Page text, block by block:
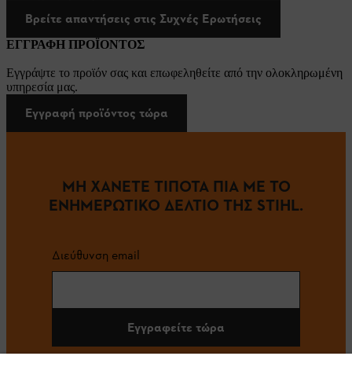
Βρείτε απαντήσεις στις Συχνές Ερωτήσεις
ΕΓΓΡΑΦΗ ΠΡΟΪΟΝΤΟΣ
Εγγράψτε το προϊόν σας και επωφεληθείτε από την ολοκληρωμένη
υπηρεσία μας.
Εγγραφή προϊόντος τώρα
ΜΗ ΧΑΝΕΤΕ ΤΙΠΟΤΑ ΠΙΑ ΜΕ ΤΟ
ΕΝΗΜΕΡΩΤΙΚΟ ΔΕΛΤΙΟ ΤΗΣ STIHL.
Διεύθυνση email
Εγγραφείτε τώρα